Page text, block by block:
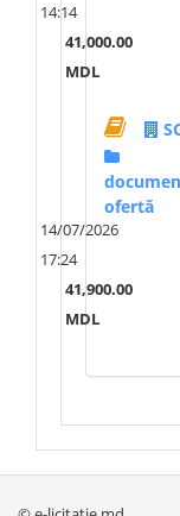
14:14
41,000.00
MDL
ofertă
14/07/2026
17:24
41,900.00
MDL